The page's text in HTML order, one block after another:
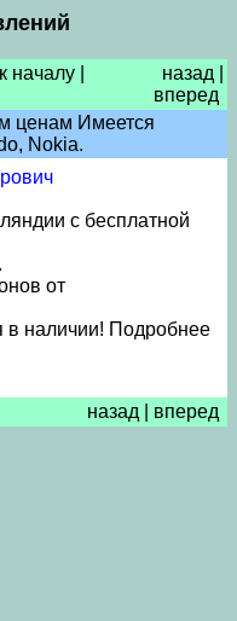
к началу назад
вперед
ценам Имеется
Nokia.
с бесплатной
от
в наличии! Подробнее
назад вперед